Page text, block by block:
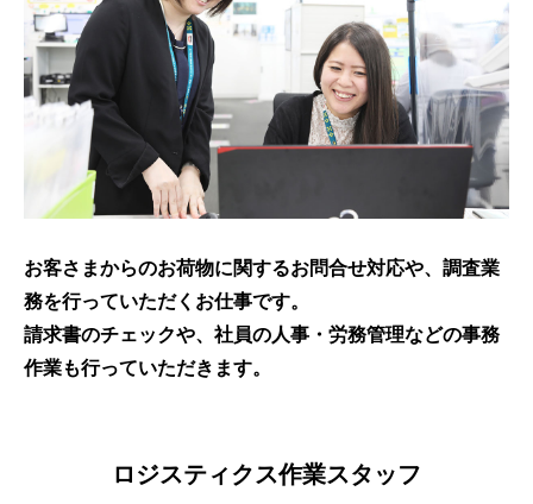
お客さまからのお荷物に関するお問合せ対応や、調査業
務を行っていただくお仕事です。
請求書のチェックや、社員の人事・労務管理などの事務
作業も行っていただきます。
ロジスティクス作業スタッフ